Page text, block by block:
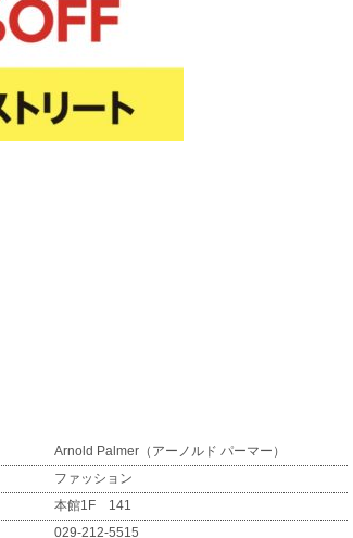
Arnold Palmer（アーノルド パーマー）
ファッション
本館1F 141
029-212-5515